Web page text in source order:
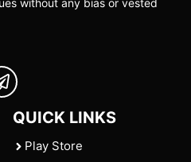
without any bias or vested
QUICK LINKS
Play Store